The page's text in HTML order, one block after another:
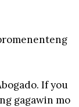
If you
gagawin mo